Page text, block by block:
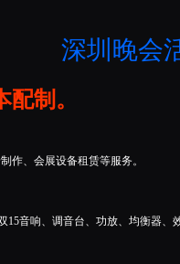
深圳晚会
制。
作、会展设备租赁等服务。
15音响、调音台、功放、均衡器